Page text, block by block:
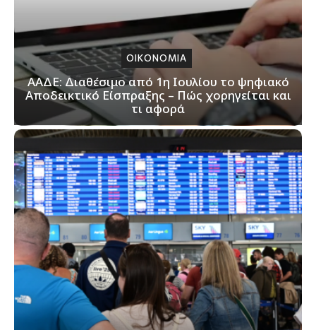
ΟΙΚΟΝΟΜΙΑ
ΑΑΔΕ: Διαθέσιμο από 1η Ιουλίου το ψηφιακό
Αποδεικτικό Είσπραξης – Πώς χορηγείται και
τι αφορά